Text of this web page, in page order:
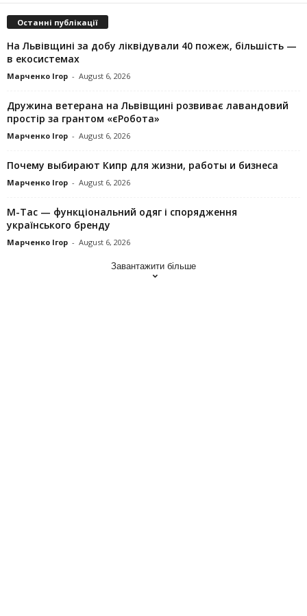
Останні публікації
На Львівщині за добу ліквідували 40 пожеж, більшість —
в екосистемах
Марченко Ігор - August 6, 2026
Дружина ветерана на Львівщині розвиває лавандовий
простір за грантом «єРобота»
Марченко Ігор - August 6, 2026
Почему выбирают Кипр для жизни, работы и бизнеса
Марченко Ігор - August 6, 2026
M-Tac — функціональний одяг і спорядження
українського бренду
Марченко Ігор - August 6, 2026
Завантажити більше